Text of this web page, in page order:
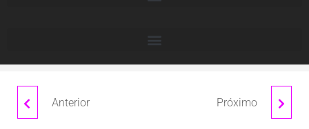
Anterior STAR WOMANPróximo